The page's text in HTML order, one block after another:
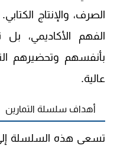
الصرف، والإنتاج
الفهم الأكاديمي،
بأنفسهم وتحضيرهم
عالية.
أهداف سلسلة التمارين
تسعى هذه السلسلة